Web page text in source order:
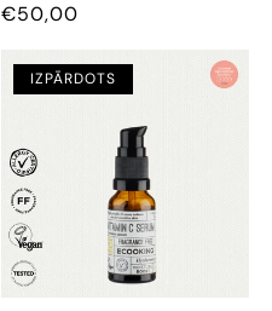
CENA
€50,00
IZPĀRDOTS